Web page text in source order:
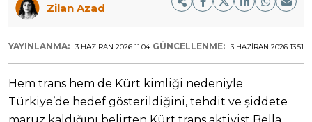
Zilan Azad
YAYINLANMA: 3 HAZIRAN 2026 11:04 GÜNCELLENME: 3 HAZIRAN 2026 13:51
Hem trans hem de Kürt kimliği nedeniyle
Türkiye’de hedef gösterildiğini, tehdit ve şiddete